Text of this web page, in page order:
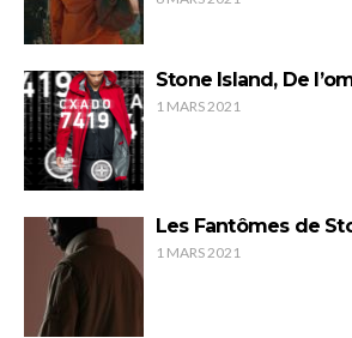
Stone Island, De
1 MARS 2021
Les Fantômes de
1 MARS 2021